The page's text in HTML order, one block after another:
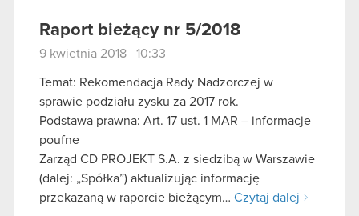
Raport bieżący nr 5/2018
9 kwietnia 2018 10:33
Temat: Rekomendacja Rady Nadzorczej w
sprawie podziału zysku za 2017 rok.
Podstawa prawna: Art. 17 ust. 1 MAR – informacje
poufne
Zarząd CD PROJEKT S.A. z siedzibą w Warszawie
(dalej: „Spółka”) aktualizując informację
przekazaną w raporcie bieżącym… Czytaj dalej